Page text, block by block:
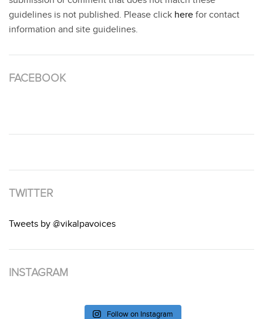
guidelines is not published. Please click here for contact
information and site guidelines.
FACEBOOK
TWITTER
Tweets by @vikalpavoices
INSTAGRAM
Follow on Instagram